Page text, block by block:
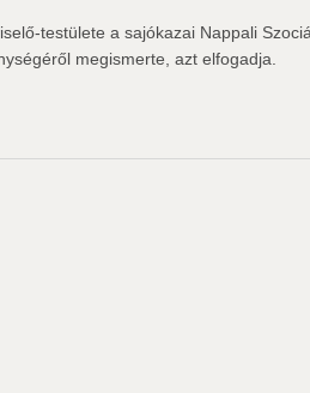
testülete a sajókazai Nappali
megismerte, azt elfogadja.